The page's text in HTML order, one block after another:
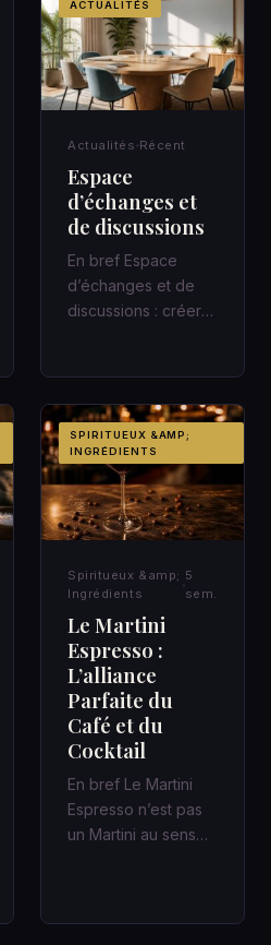
ACTUALITÉS
Actualités Récent
Espace
d’échanges et
de discussions
En bref Espace
d’échanges et de
discussions : créer
SPIRITUEUX &AMP;
INGRÉDIENTS
Spiritueux &amp;
Ingrédients
5
sem.
Le Martini
Espresso :
L’alliance
Parfaite du
Café et du
Cocktail
En bref Le Martini
Espresso n’est pas
un Martini au sens